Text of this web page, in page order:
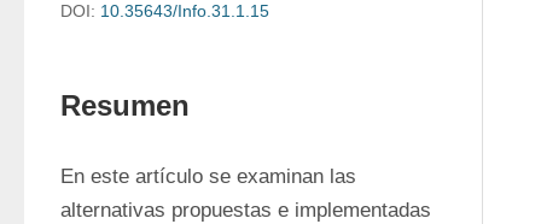
DOI: 10.35643/Info.31.1.15
Resumen
En este artículo se examinan las
alternativas propuestas e implementadas